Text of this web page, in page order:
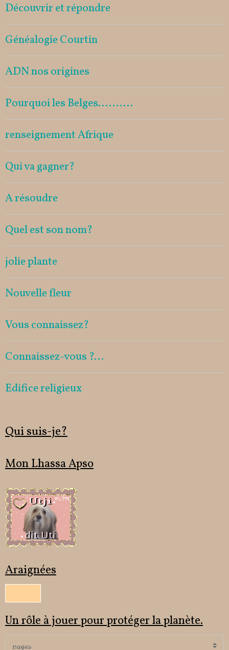
Découvrir et répondre
Généalogie Courtin
ADN nos origines
Pourquoi les Belges..........
renseignement Afrique
Qui va gagner?
A résoudre
Quel est son nom?
jolie plante
Nouvelle fleur
Vous connaissez?
Connaissez-vous ?...
Edifice religieux
Qui suis-je?
Mon Lhassa Apso
Araignées
Un rôle à jouer pour protéger la planète.